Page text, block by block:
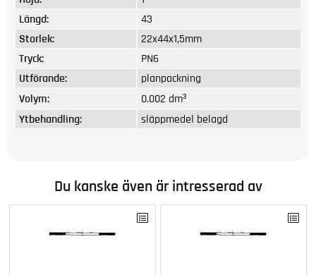
Längd:
43
Storlek:
22x44x1,5mm
Tryck:
PN6
Utförande:
planpackning
Volym:
0.002 dm³
Ytbehandling:
släppmedel belagd
Du kanske även är intresserad av